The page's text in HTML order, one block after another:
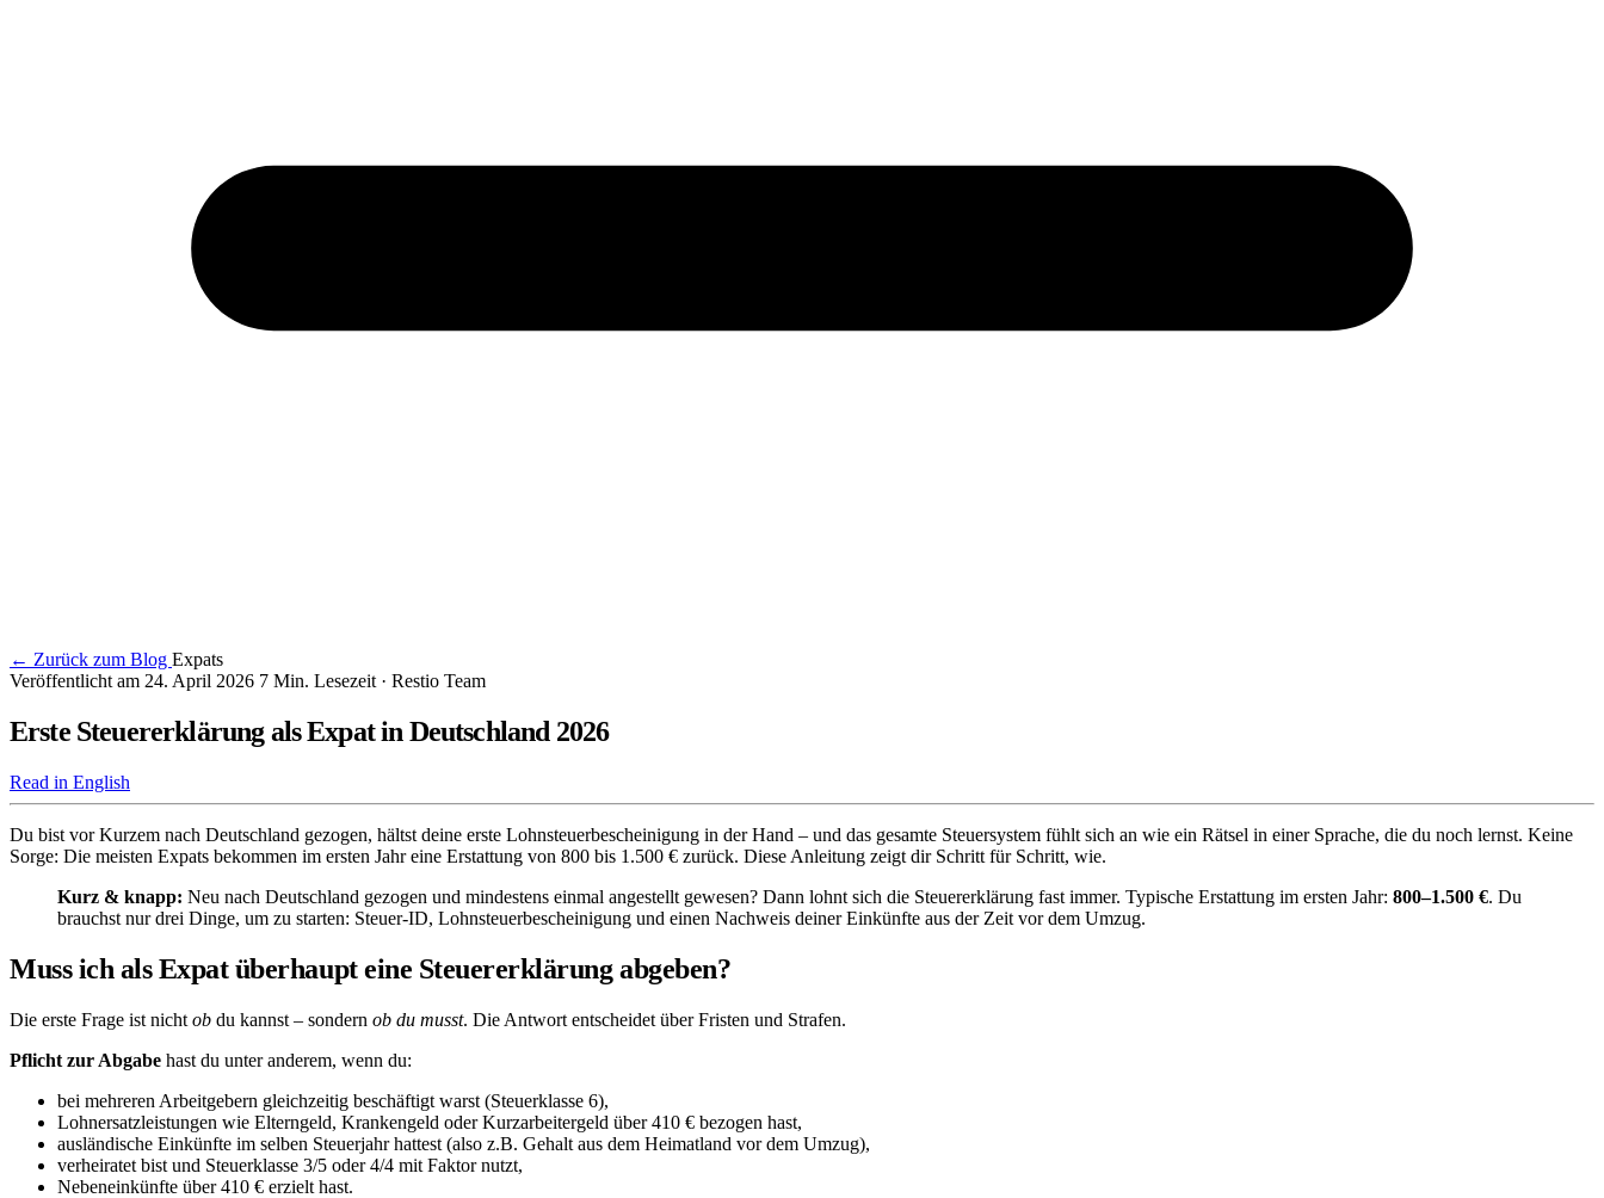
← Zurück zum Blog Expats
Veröffentlicht am 24. April 2026 7 Min. Lesezeit · Restio Team
Erste Steuererklärung als Expat in Deutschland 2026
Read in English
Du bist vor Kurzem nach Deutschland gezogen, hältst deine erste Lohnsteuerbescheinigung in der Hand – und das gesamte Steuersystem fühlt sich an wie ein Rätsel in einer Sprache, die du noch lernst. Keine
Sorge: Die meisten Expats bekommen im ersten Jahr eine Erstattung von 800 bis 1.500 € zurück. Diese Anleitung zeigt dir Schritt für Schritt, wie.
Kurz & knapp: Neu nach Deutschland gezogen und mindestens einmal angestellt gewesen? Dann lohnt sich die Steuererklärung fast immer. Typische Erstattung im ersten Jahr: 800–1.500 €. Du
brauchst nur drei Dinge, um zu starten: Steuer-ID, Lohnsteuerbescheinigung und einen Nachweis deiner Einkünfte aus der Zeit vor dem Umzug.
Muss ich als Expat überhaupt eine Steuererklärung abgeben?
Die erste Frage ist nicht ob du kannst – sondern ob du musst. Die Antwort entscheidet über Fristen und Strafen.
Pflicht zur Abgabe hast du unter anderem, wenn du:
bei mehreren Arbeitgebern gleichzeitig beschäftigt warst (Steuerklasse 6),
Lohnersatzleistungen wie Elterngeld, Krankengeld oder Kurzarbeitergeld über 410 € bezogen hast,
ausländische Einkünfte im selben Steuerjahr hattest (also z.B. Gehalt aus dem Heimatland vor dem Umzug),
verheiratet bist und Steuerklasse 3/5 oder 4/4 mit Faktor nutzt,
Nebeneinkünfte über 410 € erzielt hast.